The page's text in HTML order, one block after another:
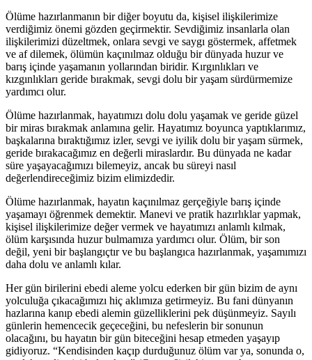
Ölüme hazırlanmanın bir diğer boyutu da, kişisel ilişkilerimize
verdiğimiz önemi gözden geçirmektir. Sevdiğimiz insanlarla olan
ilişkilerimizi düzeltmek, onlara sevgi ve saygı göstermek, affetmek
ve af dilemek, ölümün kaçınılmaz olduğu bir dünyada huzur ve
barış içinde yaşamanın yollarından biridir. Kırgınlıkları ve
kızgınlıkları geride bırakmak, sevgi dolu bir yaşam sürdürmemize
yardımcı olur.
Ölüme hazırlanmak, hayatımızı dolu dolu yaşamak ve geride güzel
bir miras bırakmak anlamına gelir. Hayatımız boyunca yaptıklarımız,
başkalarına bıraktığımız izler, sevgi ve iyilik dolu bir yaşam sürmek,
geride bırakacağımız en değerli miraslardır. Bu dünyada ne kadar
süre yaşayacağımızı bilemeyiz, ancak bu süreyi nasıl
değerlendireceğimiz bizim elimizdedir.
Ölüme hazırlanmak, hayatın kaçınılmaz gerçeğiyle barış içinde
yaşamayı öğrenmek demektir. Manevi ve pratik hazırlıklar yapmak,
kişisel ilişkilerimize değer vermek ve hayatımızı anlamlı kılmak,
ölüm karşısında huzur bulmamıza yardımcı olur. Ölüm, bir son
değil, yeni bir başlangıçtır ve bu başlangıca hazırlanmak, yaşamımızı
daha dolu ve anlamlı kılar.
Her gün birilerini ebedi aleme yolcu ederken bir gün bizim de aynı
yolculuğa çıkacağımızı hiç aklımıza getirmeyiz. Bu fani dünyanın
hazlarına kanıp ebedi alemin güzelliklerini pek düşünmeyiz. Sayılı
günlerin hemencecik geçeceğini, bu nefeslerin bir sonunun
olacağını, bu hayatın bir gün biteceğini hesap etmeden yaşayıp
gidiyoruz. “Kendisinden kaçıp durduğunuz ölüm var ya, sonunda o,